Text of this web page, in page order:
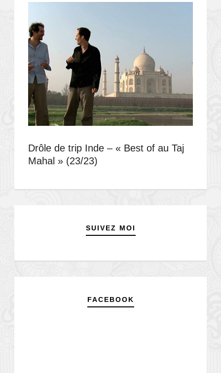
Drôle de trip Inde – « Best of au Taj
Mahal » (23/23)
SUIVEZ MOI
FACEBOOK